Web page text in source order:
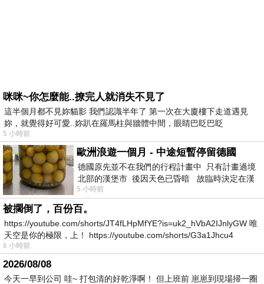
咪咪~你怎麼能..撩完人就消失不見了
這半個月都不見妳貓影 我們認識半年了 第一次在大廈樓下走道遇見
妳，就覺得好可愛..妳趴在羅馬柱與牆體中間，眼睛巴眨巴眨
5 小時前
歐洲浪遊一個月 - 中途短暫停留德國
德國原先並不在我們的行程計畫中 只有計畫過境
北部的漢堡市 後因天色已昏暗 故臨時決定在漢
堡市吃晚餐和過夜
5 小時前
被擱倒了，百份百。
https://youtube.com/shorts/JT4fLHpMfYE?is=uk2_hVbA2IJnlyGW 唯
天空是你的極限，上！ https://youtube.com/shorts/G3a1Jhcu4
6 小時前
2026/08/08
今天一早到公司 哇~ 打包清的好乾淨啊！ 但上班前 崽崽到現場掃一圈